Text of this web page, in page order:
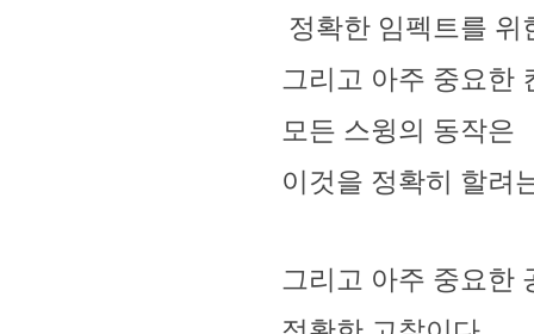
정확한 임펙트를 위
그리고 아주 중요한
모든 스윙의 동작은
이것을 정확히 할려
그리고 아주 중요한